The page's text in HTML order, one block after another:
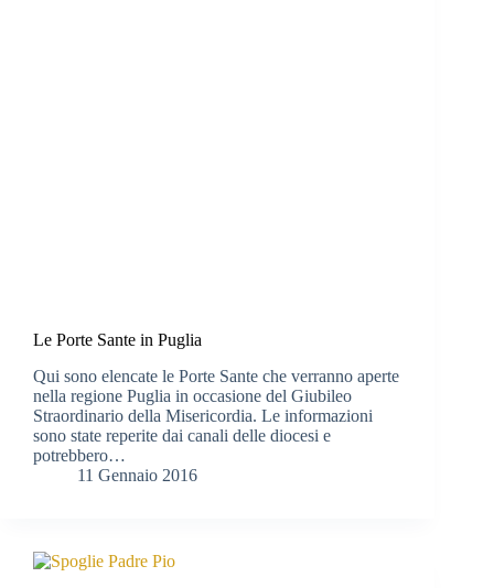
Le Porte Sante in Puglia
Qui sono elencate le Porte Sante che verranno aperte
nella regione Puglia in occasione del Giubileo
Straordinario della Misericordia. Le informazioni
sono state reperite dai canali delle diocesi e
potrebbero…
11 Gennaio 2016